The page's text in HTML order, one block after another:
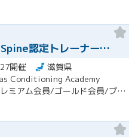
認定トレーナー…
開催
滋賀県
Conditioning Academy
・PACプレミアム会員/ゴールド会員/プラチナ会員：9,900円（税込） ・PACスタンダード会員：13,200円（税込） ・フリー会員：16,500円（税込）